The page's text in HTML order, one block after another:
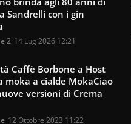
Sandrelli con i gin
2 14 Lug 2026 12:21
Caffè Borbone a Host
moka a cialde MokaCiao
versioni di Crema
12 Ottobre 2023 11:22